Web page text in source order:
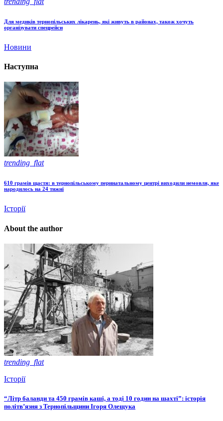
Для медиків тернопільських лікарень, які живуть в районах, також хочуть
організувати спецрейси
Новини
Наступна
trending_flat
610 грамів щастя: в тернопільському перинатальному центрі виходили немовля, яке
народилось на 24 тижні
Історії
About the author
trending_flat
Історії
“Літр баланди та 450 грамів каші, а тоді 10 годин на шахті”: історія
політв’язня з Тернопільщини Ігоря Олещука